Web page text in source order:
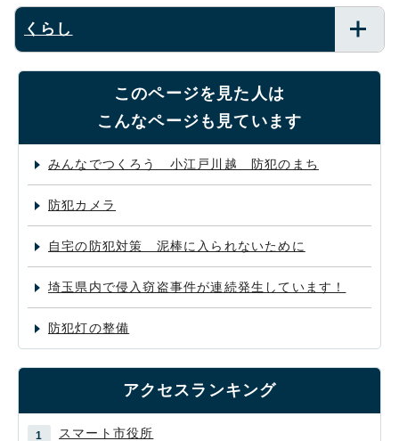
くらし
このページを見た人は
こんなページも見ています
みんなでつくろう 小江戸川越 防犯のまち
防犯カメラ
自宅の防犯対策 泥棒に入られないために
埼玉県内で侵入窃盗事件が連続発生しています！
防犯灯の整備
アクセスランキング
スマート市役所